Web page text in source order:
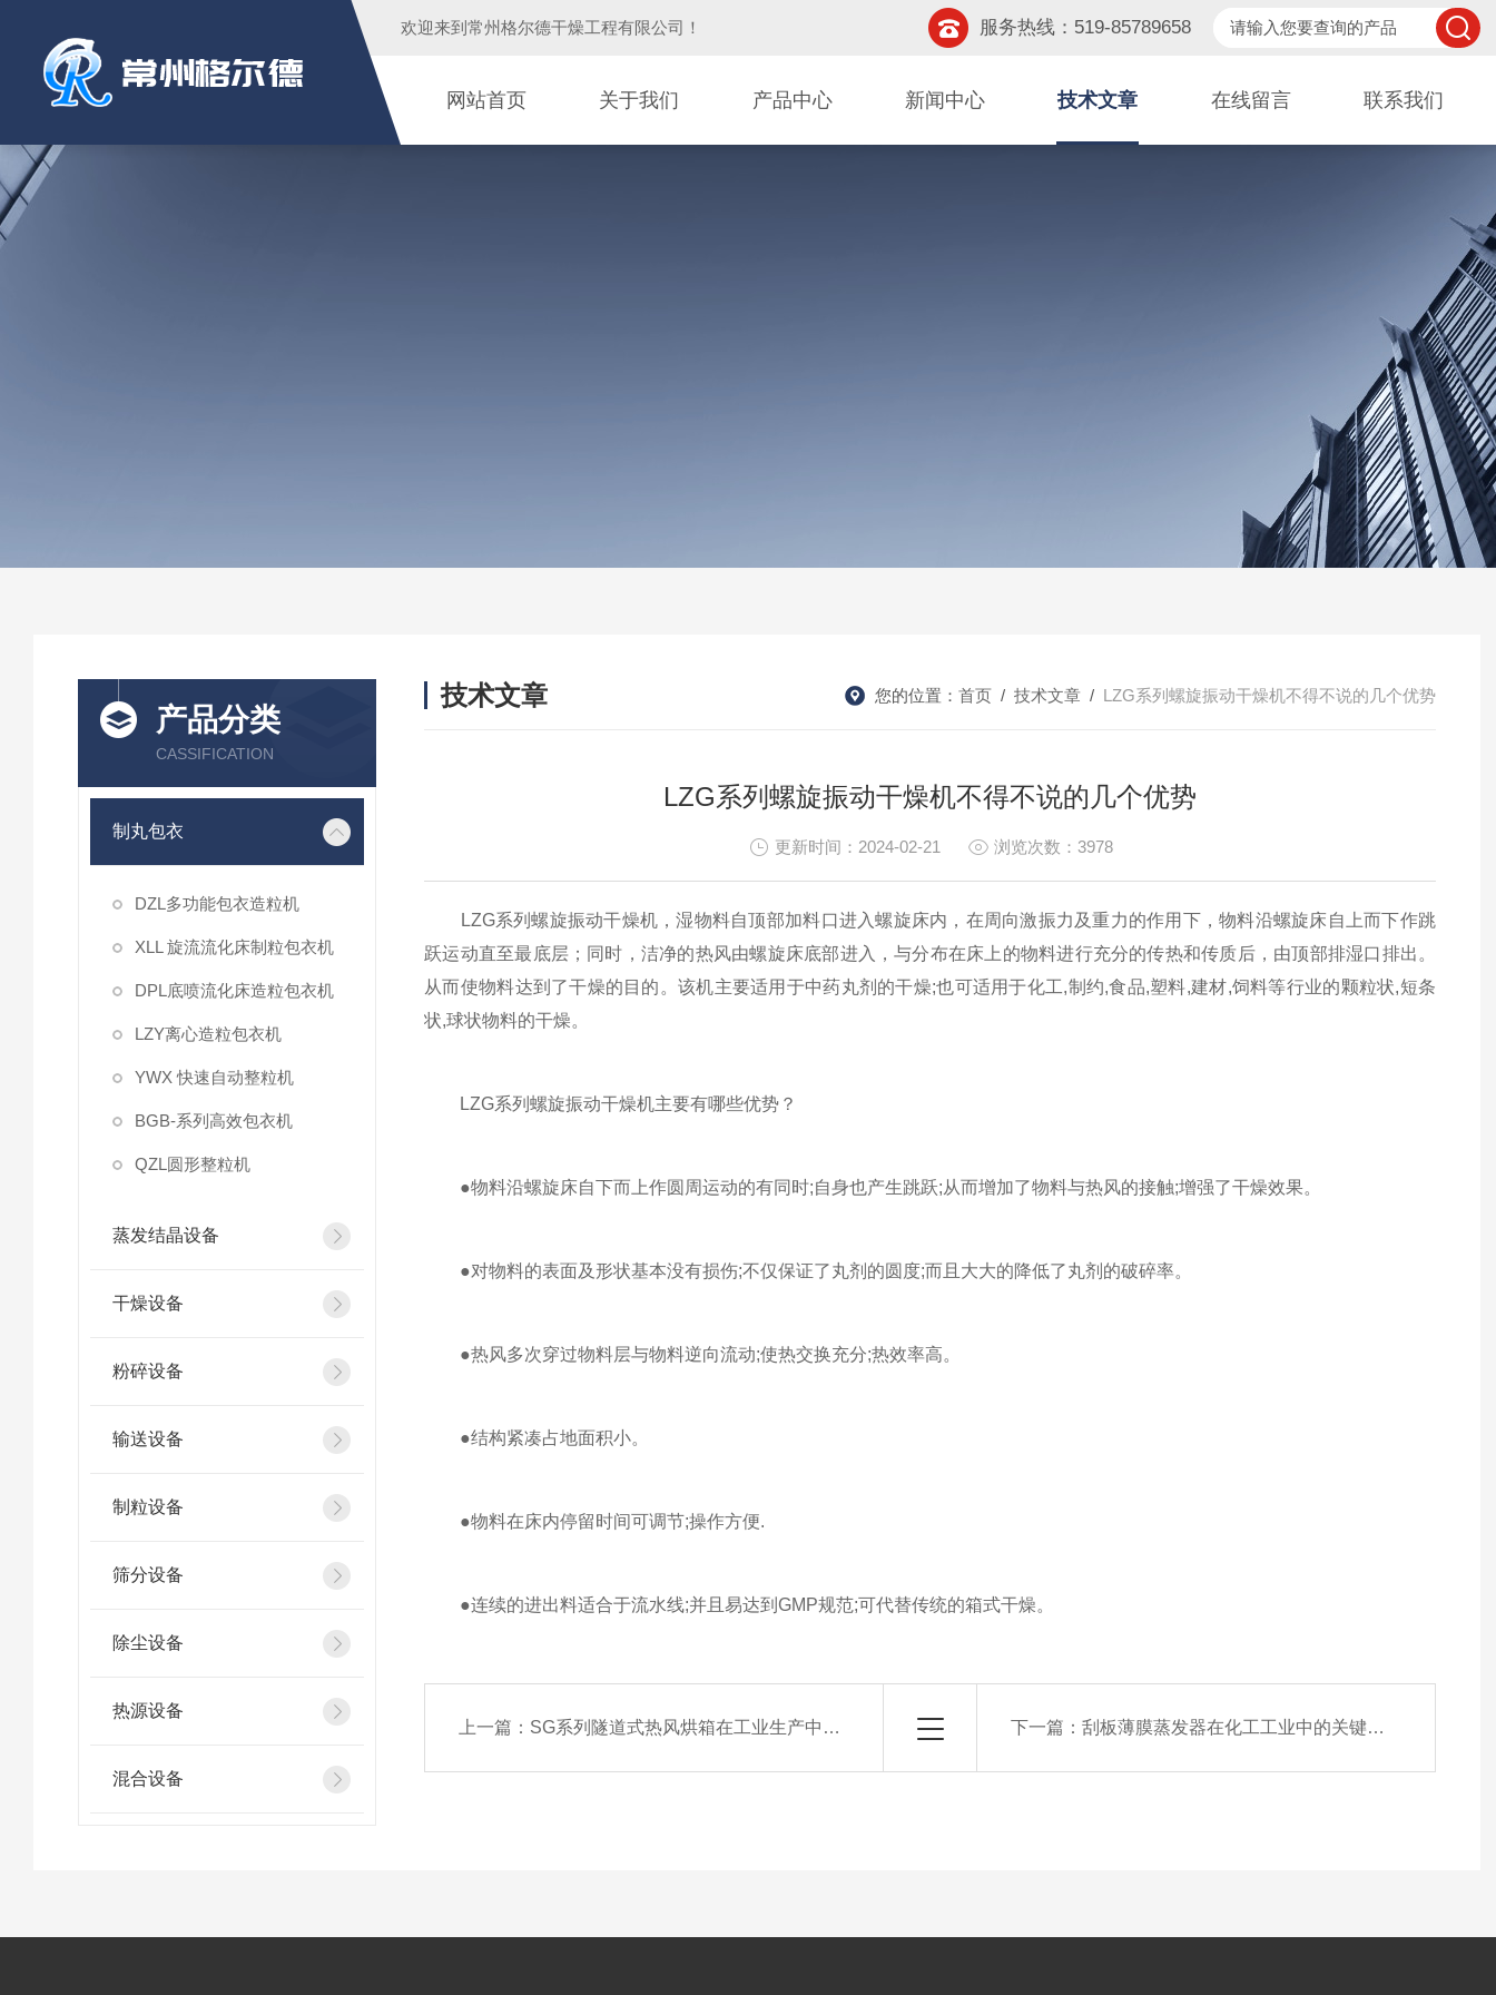
欢迎来到 常州格尔德干燥工程有限公司 ！ 服务热线：519-85789658
网站首页 关于我们 产品中心 新闻中心 技术文章 在线留言 联系我们
产品分类
CASSIFICATION
制丸包衣
DZL多功能包衣造粒机
XLL 旋流流化床制粒包衣机
DPL底喷流化床造粒包衣机
LZY离心造粒包衣机
YWX 快速自动整粒机
BGB-系列高效包衣机
QZL圆形整粒机
蒸发结晶设备
干燥设备
粉碎设备
输送设备
制粒设备
筛分设备
除尘设备
热源设备
混合设备
技术文章 您的位置： 首页 / 技术文章 / LZG系列螺旋振动干燥机不得不说的几个优势
LZG系列螺旋振动干燥机不得不说的几个优势
更新时间：2024-02-21 浏览次数：3978
LZG系列螺旋振动干燥机，湿物料自顶部加料口进入螺旋床内，在周向激振力及重力的作用下，物料沿螺旋床自上而下作跳
跃运动直至最底层；同时，洁净的热风由螺旋床底部进入，与分布在床上的物料进行充分的传热和传质后，由顶部排湿口排出。
从而使物料达到了干燥的目的。该机主要适用于中药丸剂的干燥;也可适用于化工,制约,食品,塑料,建材,饲料等行业的颗粒状,短条
状,球状物料的干燥。
LZG系列螺旋振动干燥机主要有哪些优势？
●物料沿螺旋床自下而上作圆周运动的有同时;自身也产生跳跃;从而增加了物料与热风的接触;增强了干燥效果。
●对物料的表面及形状基本没有损伤;不仅保证了丸剂的圆度;而且大大的降低了丸剂的破碎率。
●热风多次穿过物料层与物料逆向流动;使热交换充分;热效率高。
●结构紧凑占地面积小。
●物料在床内停留时间可调节;操作方便.
●连续的进出料适合于流水线;并且易达到GMP规范;可代替传统的箱式干燥。
上一篇： SG系列隧道式热风烘箱在工业生产中的成功应用案例 下一篇： 刮板薄膜蒸发器在化工工业中的关键作用